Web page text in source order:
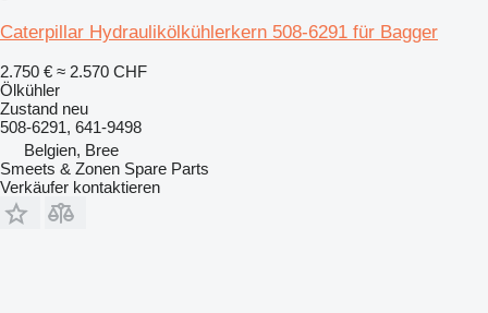
Caterpillar Hydraulikölkühlerkern 508-6291 für Bagger
2.750 € ≈ 2.570 CHF
Ölkühler
Zustand neu
508-6291, 641-9498
Belgien, Bree
Smeets & Zonen Spare Parts
Verkäufer kontaktieren